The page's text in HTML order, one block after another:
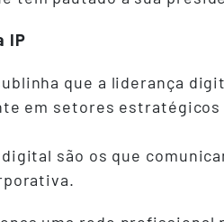
IP
que a liderança
em setores
são os que